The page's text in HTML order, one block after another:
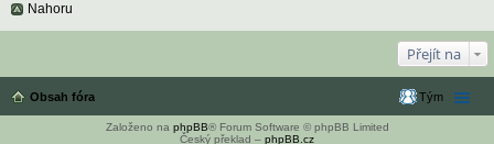
Nahoru
Přejít na
Obsah fóra Tým
Založeno na phpBB® Forum Software © phpBB Limited
Český překlad – phpBB.cz